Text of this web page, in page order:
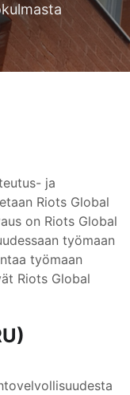
ja
Riots Global
on Riots Global
työmaan
työmaan
Riots Global